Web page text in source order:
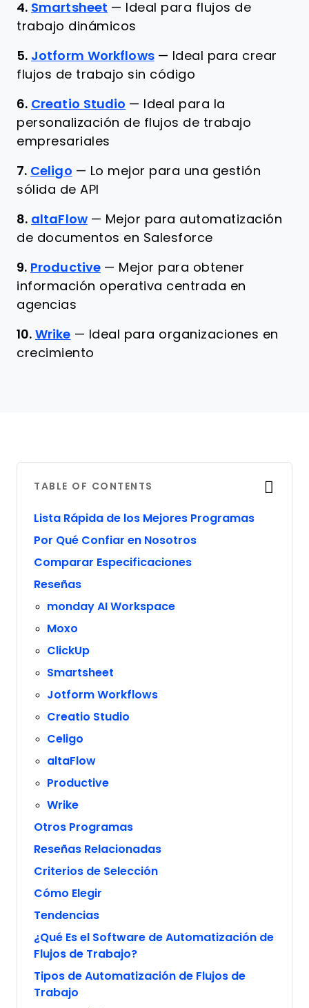
4. Smartsheet —
Ideal para flujos de
trabajo dinámicos
5. Jotform Workflows — Ideal para crear
flujos de trabajo sin código
6. Creatio Studio —
Ideal para la
personalización de flujos de trabajo
empresariales
7. Celigo — Lo mejor para una gestión
sólida de API
8. altaFlow — Mejor para automatización
de documentos en Salesforce
9. Productive — Mejor para obtener
información operativa centrada en
agencias
10. Wrike — Ideal para organizaciones en
crecimiento
TABLE OF CONTENTS
Lista Rápida de los Mejores Programas
Por Qué Confiar en Nosotros
Comparar Especificaciones
Reseñas
monday AI Workspace
Moxo
ClickUp
Smartsheet
Jotform Workflows
Creatio Studio
Celigo
altaFlow
Productive
Wrike
Otros Programas
Reseñas Relacionadas
Criterios de Selección
Cómo Elegir
Tendencias
¿Qué Es el Software de Automatización de
Flujos de Trabajo?
Tipos de Automatización de Flujos de
Trabajo